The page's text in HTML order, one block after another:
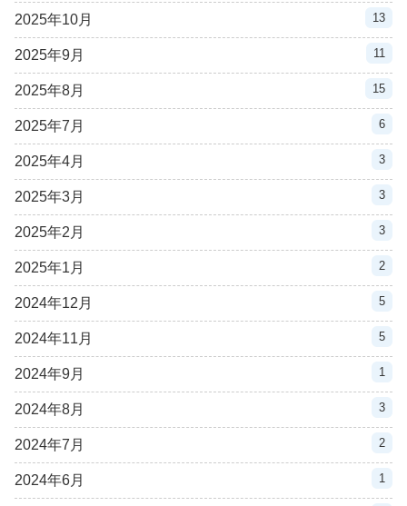
2025年10月 13
2025年9月 11
2025年8月 15
2025年7月 6
2025年4月 3
2025年3月 3
2025年2月 3
2025年1月 2
2024年12月 5
2024年11月 5
2024年9月 1
2024年8月 3
2024年7月 2
2024年6月 1